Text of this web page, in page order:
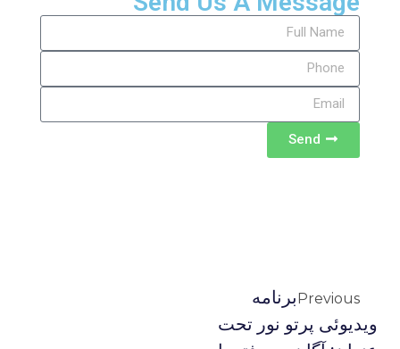
Send
Previousبرنامه
ویدیوئى پرتو نور تحت